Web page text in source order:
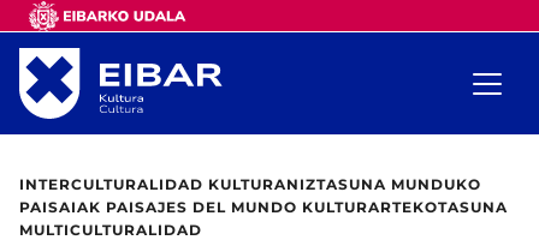
INTERCULTURALIDAD KULTURANIZTASUNA MUNDUKO
PAISAIAK PAISAJES DEL MUNDO KULTURARTEKOTASUNA
MULTICULTURALIDAD